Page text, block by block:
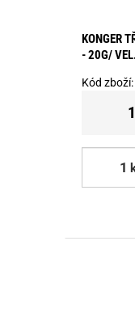
KONGER
- 20G/
Kód zboží: